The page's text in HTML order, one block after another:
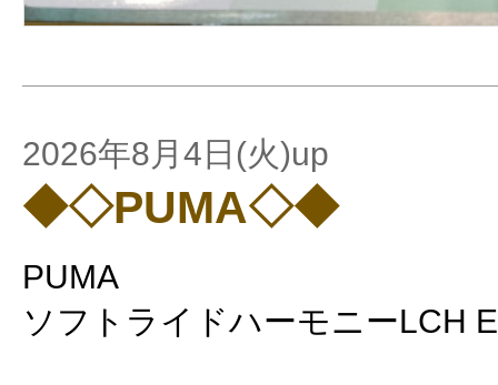
2026年8月4日(火)up
◆◇PUMA◇◆
PUMA
ソフトライドハーモニーLCH